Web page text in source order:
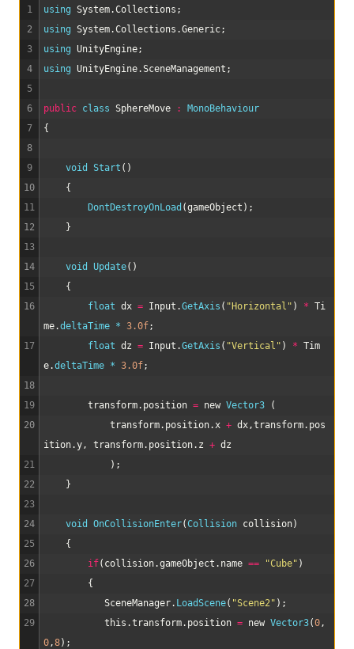
1
2
3
4
5
6
7
8
9
10
11
12
13
14
15
16
17
18
19
20
21
22
23
24
25
26
27
28
29
using System.Collections ;
using System.Collections .Generic;
using UnityEngine;
using UnityEngine.SceneManagement ;
public class SphereMove :
MonoBehaviour
{
void Start ( )
{
DontDestroyOnLoad (gameObject ) ;
}
void Update( )
{
float dx = Input .GetAxis ( "Horizontal" ) * Ti
me.deltaTime * 3.0f;
float dz = Input .GetAxis ( "Vertical" ) * Tim
e.deltaTime * 3.0f;
transform. position = new Vector3
(
transform. position.x + dx,transform. pos
ition.y, transform. position. z + dz
) ;
}
void OnCollisionEnter(Collision collision)
{
if( collision.gameObject . name == "Cube" )
{
SceneManager. LoadScene( "Scene2" ) ;
this .transform. position = new Vector3(0,
0,8) ;